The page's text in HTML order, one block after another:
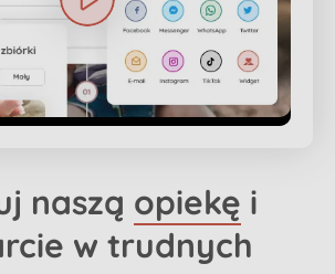
naszą opiekę i
w trudnych